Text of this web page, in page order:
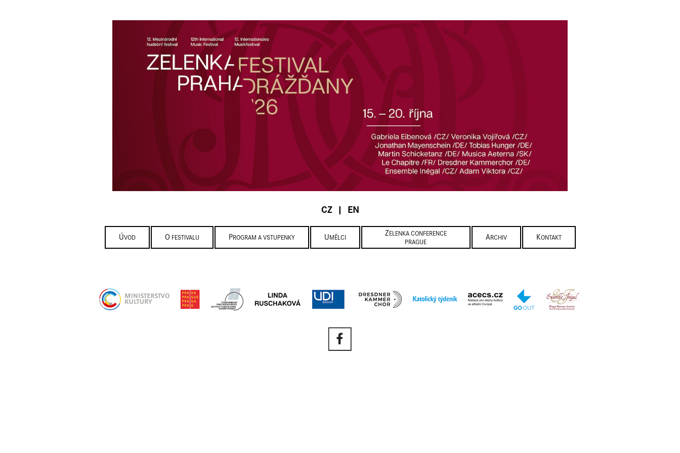
CZ EN
ÚVOD O FESTIVALU PROGRAM A VSTUPENKY UMĚLCI
ZELENKA CONFERENCE
PRAGUE
ARCHIV KONTAKT